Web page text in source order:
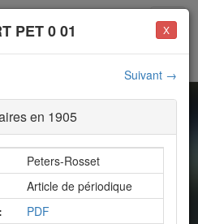
XIXe-XXesiècles
| Presse et
France XIXe-
X
PET 0 01
Suivant →
en 1905
Peters-Rosset
Article de périodique
PDF